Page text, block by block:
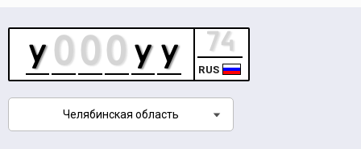
RUS
Челябинская область